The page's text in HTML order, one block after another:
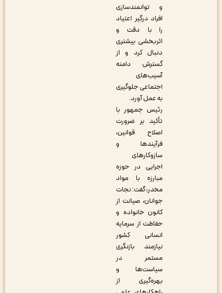
و توانمندسازی
افراد درگیر اعتیاد
را با دقت و
اثربخشی بیشتری
دنبال کرد و از
گسترش دامنه
آسیب‌های
اجتماعی جلوگیری
به عمل آورد.
رئیس جمهور با
تأکید بر ضرورت
اصلاح قوانین،
فرآیندها و
سازوکارهای
اجرایی در حوزه
مبارزه با مواد
مخدر، گفت: نجات
جوانان، صیانت از
کانون خانواده و
حفاظت از سرمایه
انسانی کشور
نیازمند بازنگری
مستمر در
سیاست‌ها و
بهره‌گیری از